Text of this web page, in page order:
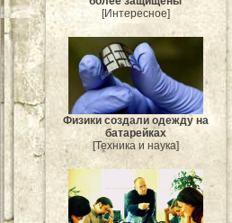
[Интересное]
Физики создали одежду на
батарейках
[Техника и наука]